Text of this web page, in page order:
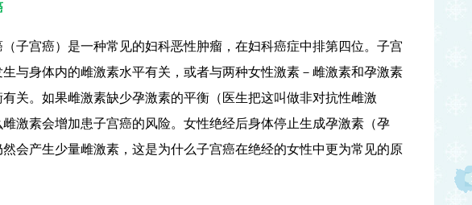
子宫癌）是一种常见的妇科恶性肿瘤，在妇科癌症中排第四位。子宫
生与身体内的雌激素水平有关，或者与两种女性激素－雌激素和孕激素
有关。如果雌激素缺少孕激素的平衡（医生把这叫做非对抗性雌激
激素会增加患子宫癌的风险。女性绝经后身体停止生成孕激素（孕
会产生少量雌激素，这是为什么子宫癌在绝经的女性中更为常见的原